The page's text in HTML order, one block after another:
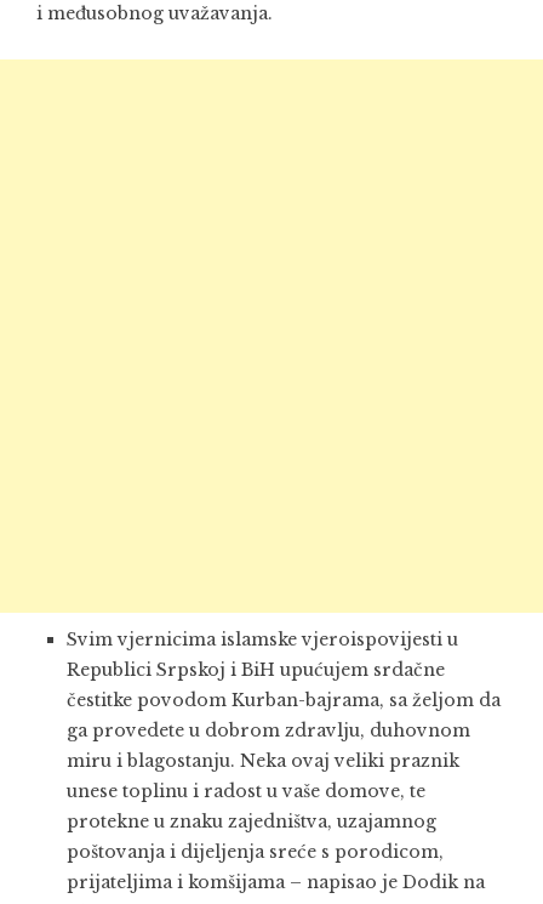
i međusobnog uvažavanja.
Svim vjernicima islamske vjeroispovijesti u
Republici Srpskoj i BiH upućujem srdačne
čestitke povodom Kurban-bajrama, sa željom da
ga provedete u dobrom zdravlju, duhovnom
miru i blagostanju. Neka ovaj veliki praznik
unese toplinu i radost u vaše domove, te
protekne u znaku zajedništva, uzajamnog
poštovanja i dijeljenja sreće s porodicom,
prijateljima i komšijama – napisao je Dodik na